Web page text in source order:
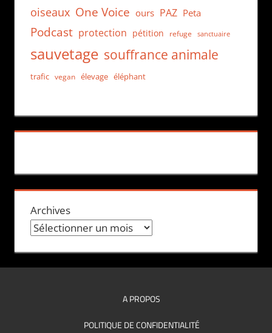
oiseaux One Voice ours PAZ Peta
Podcast protection pétition refuge sanctuaire
sauvetage souffrance animale
trafic vegan élevage éléphant
Archives
A PROPOS
POLITIQUE DE CONFIDENTIALITÉ